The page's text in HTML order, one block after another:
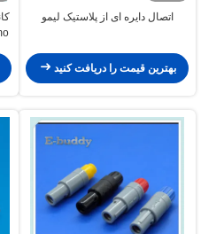
اتصال دایره ای از پلاستیک لیمو
بهترین قیمت را دریافت کنید